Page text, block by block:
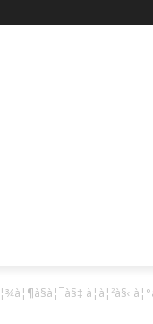
à¦à¦²à§‹